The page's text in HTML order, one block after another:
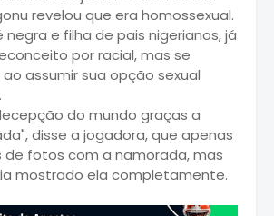
revelou que era homossexual.
negra e filha de pais nigerianos, já
por racial, mas se
assumir sua opção sexual
do mundo graças a
disse a jogadora, que apenas
de fotos com a namorada, mas
mostrado ela completamente.